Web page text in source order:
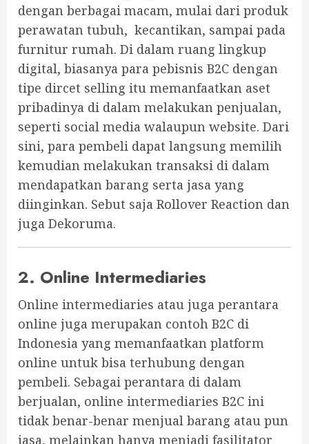
dengan berbagai macam, mulai dari produk
perawatan tubuh, kecantikan, sampai pada
furnitur rumah. Di dalam ruang lingkup
digital, biasanya para pebisnis B2C dengan
tipe dircet selling itu memanfaatkan aset
pribadinya di dalam melakukan penjualan,
seperti social media walaupun website. Dari
sini, para pembeli dapat langsung memilih
kemudian melakukan transaksi di dalam
mendapatkan barang serta jasa yang
diinginkan. Sebut saja Rollover Reaction dan
juga Dekoruma.
2. Online Intermediaries
Online intermediaries atau juga perantara
online juga merupakan contoh B2C di
Indonesia yang memanfaatkan platform
online untuk bisa terhubung dengan
pembeli. Sebagai perantara di dalam
berjualan, online intermediaries B2C ini
tidak benar-benar menjual barang atau pun
jasa, melainkan hanya menjadi fasilitator